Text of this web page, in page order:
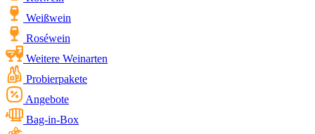
Weißwein
Roséwein
Weitere Weinarten
Probierpakete
Angebote
Bag-in-Box